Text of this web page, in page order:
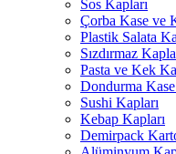
Sos Kapları
Çorba Kase ve
Plastik Salata
Sızdırmaz
Pasta ve Kek
Dondurma
Sushi Kapları
Kebap Kapları
Demirpack